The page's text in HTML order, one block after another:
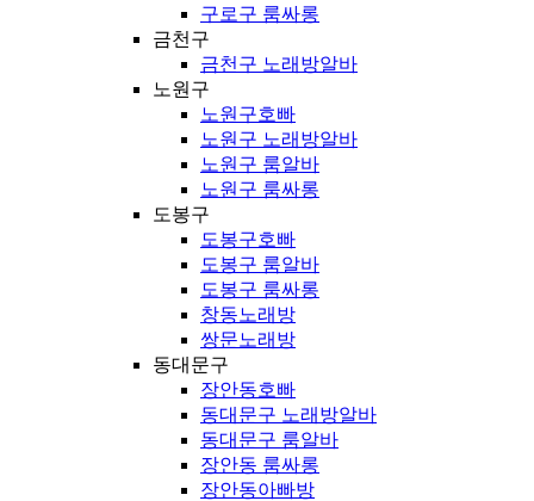
구로구 룸싸롱
금천구
금천구 노래방알바
노원구
노원구호빠
노원구 노래방알바
노원구 룸알바
노원구 룸싸롱
도봉구
도봉구호빠
도봉구 룸알바
도봉구 룸싸롱
창동노래방
쌍문노래방
동대문구
장안동호빠
동대문구 노래방알바
동대문구 룸알바
장안동 룸싸롱
장안동아빠방